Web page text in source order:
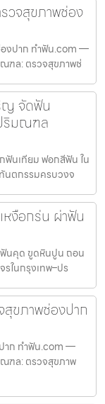
วจสุขภาพช่อง
งปาก ทำฟัน.com —
ฑล: ตรวจสุขภาพช่
ญ จัดฟัน
ริมณฑล
ฟันเทียม ฟอกสีฟัน ใน
นตกรรมครบวงจ
งือกร่น ผ่าฟัน
ฟันคุด ขูดหินปูน ถอน
ในกรุงเทพ–ปร
ขภาพช่องปาก
าก ทำฟัน.com —
ฑล: ตรวจสุขภาพ